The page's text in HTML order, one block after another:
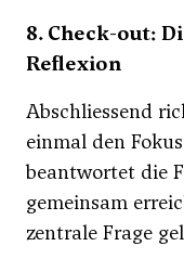
8. Check-out:
Reflexion
Abschliessend
einmal den
beantwortet die
gemeinsam
zentrale Frage